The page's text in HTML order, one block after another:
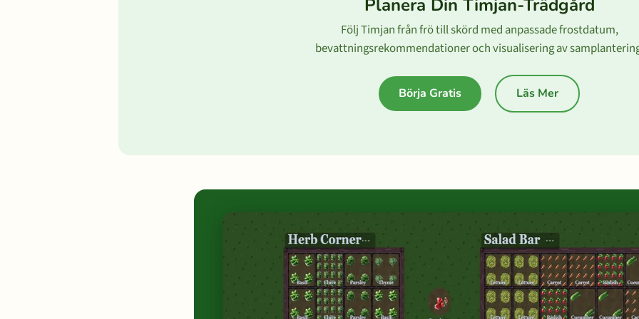
Planera Din Timjan-Trädgård
Följ Timjan från frö till skörd med anpassade frostdatum,
bevattningsrekommendationer och visualisering av
Börja Gratis Läs Mer